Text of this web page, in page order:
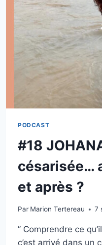
PODCAST
#18
césarisée…
et après ?
Par Marion Tertereau 7
” Comprendre ce
c’est arrivé dans un